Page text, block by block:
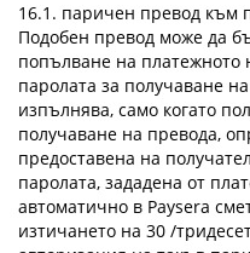
16.1. паричен превод към
Подобен превод може да
попълване на платежното
паролата за получаване
изпълнява, само когато
получаване на превода,
предоставена на
паролата, зададена от
автоматично в Paysera
изтичането на 30 /